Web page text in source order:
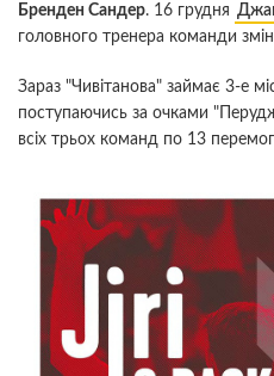
Бренден Сандер. 16 грудня
головного тренера команди
Зараз "Чивітанова" займає 3-е
поступаючись за очками
всіх трьох команд по 13